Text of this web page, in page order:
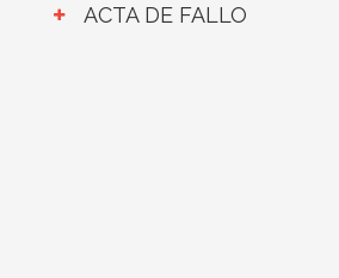
ACTA DE FALLO